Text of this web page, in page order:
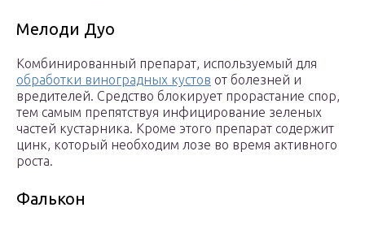
Мелоди Дуо
Комбинированный препарат, используемый для
обработки виноградных кустов от болезней и
вредителей. Средство блокирует прорастание спор,
тем самым препятствуя инфицирование зеленых
частей кустарника. Кроме этого препарат содержит
цинк, который необходим лозе во время активного
роста.
Фалькон